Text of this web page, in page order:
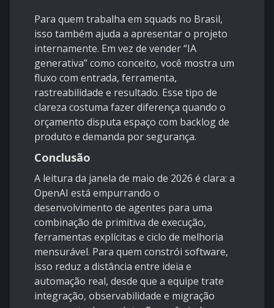
Para quem trabalha em squads no Brasil,
isso também ajuda a apresentar o projeto
internamente. Em vez de vender “IA
generativa” como conceito, você mostra um
fluxo com entrada, ferramenta,
rastreabilidade e resultado. Esse tipo de
clareza costuma fazer diferença quando o
orçamento disputa espaço com backlog de
produto e demanda por segurança.
Conclusão
A leitura da janela de maio de 2026 é clara: a
OpenAI está empurrando o
desenvolvimento de agentes para uma
combinação de primitiva de execução,
ferramentas explícitas e ciclo de melhoria
mensurável. Para quem constrói software,
isso reduz a distância entre ideia e
automação real, desde que a equipe trate
integração, observabilidade e migração